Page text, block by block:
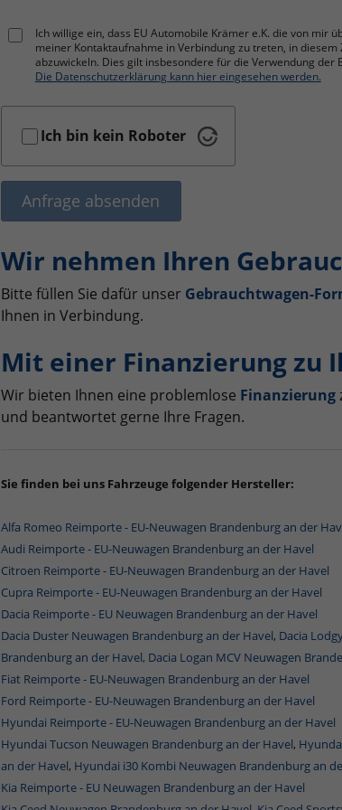
Ich willige ein, dass EU Automobile Krämer e.K. die von
meiner Kontaktaufnahme in Verbindung zu treten, in
abzuwickeln. Dies gilt insbesondere für die Verwendung
Die Datenschutzerklärung kann hier eingesehen werden.
Ich bin kein Roboter
Anfrage absenden
Wir nehmen Ihren
Bitte füllen Sie dafür unser Gebrauchtwagen-
Ihnen in Verbindung.
Mit einer Finanzierung zu
Wir bieten Ihnen eine problemlose Finanzierung
und beantwortet gerne Ihre Fragen.
Sie finden bei uns Fahrzeuge folgender Hersteller:
Alfa Romeo Reimporte - EU-Neuwagen Brandenburg an der
Audi Reimporte - EU-Neuwagen Brandenburg an der Havel
Citroen Reimporte - EU-Neuwagen Brandenburg an der Havel
Cupra Reimporte - EU-Neuwagen Brandenburg an der Havel
Dacia Reimporte - EU Neuwagen Brandenburg an der Havel
Dacia Duster Neuwagen Brandenburg an der Havel, Dacia
Brandenburg an der Havel, Dacia Logan MCV Neuwagen
Fiat Reimporte - EU-Neuwagen Brandenburg an der Havel
Ford Reimporte - EU-Neuwagen Brandenburg an der Havel
Hyundai Reimporte - EU-Neuwagen Brandenburg an der Havel
Hyundai Tucson Neuwagen Brandenburg an der Havel,
an der Havel, Hyundai i30 Kombi Neuwagen Brandenburg an
Kia Reimporte - EU Neuwagen Brandenburg an der Havel